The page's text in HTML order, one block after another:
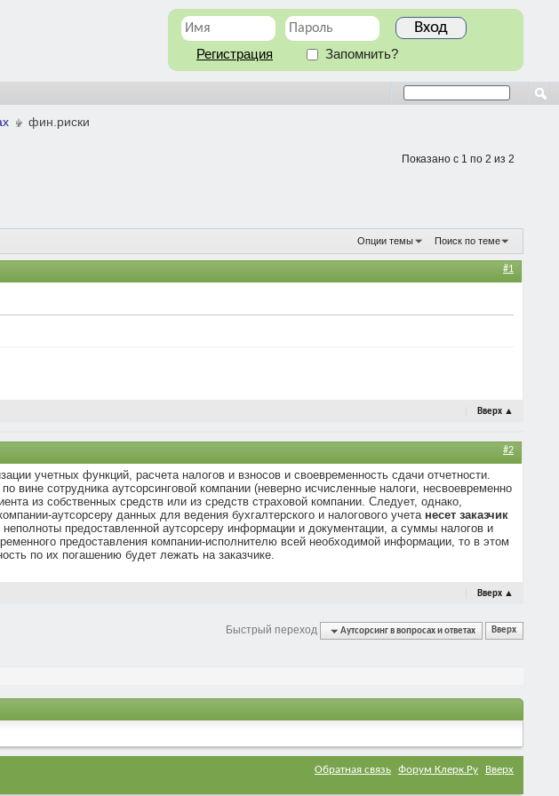
Регистрация Запомнить?
фин.риски
Показано с 1 по 2 из 2
Опции темы Поиск по теме
#1
Вверх ▲
#2
учетных функций, расчета налогов и взносов и своевременность сдачи отчетности.
вине сотрудника аутсорсинговой компании (неверно исчисленные налоги, несвоевременно
из собственных средств или из средств страховой компании. Следует, однако,
аутсорсеру данных для ведения бухгалтерского и налогового учета несет заказчик
предоставленной аутсорсеру информации и документации, а суммы налогов и
предоставления компании-исполнителю всей необходимой информации, то в этом
по их погашению будет лежать на заказчике.
Вверх ▲
Быстрый переход Аутсорсинг в вопросах и ответах Вверх
Обратная связь Форум Клерк.Ру Вверх